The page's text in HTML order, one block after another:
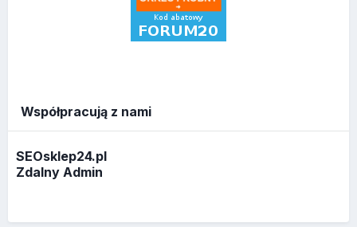
Współpracują z nami
SEOsklep24.pl
Zdalny Admin